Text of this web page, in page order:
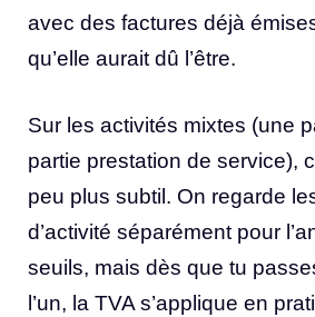
avec des factures déjà
qu’elle aurait dû l’être.
Sur les activités mixtes (une
partie prestation de service),
peu plus subtil. On regarde
d’activité séparément pour
seuils, mais dès que tu
l’un, la TVA s’applique en